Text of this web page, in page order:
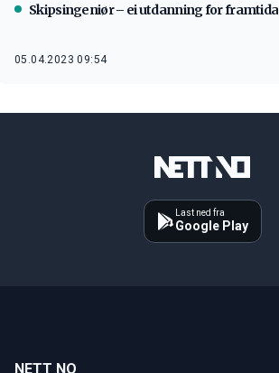
Skipsingeniør – ei utdanning for framtida
05.04.2023 09:54
Last ned fra
Google Play
NETT NO